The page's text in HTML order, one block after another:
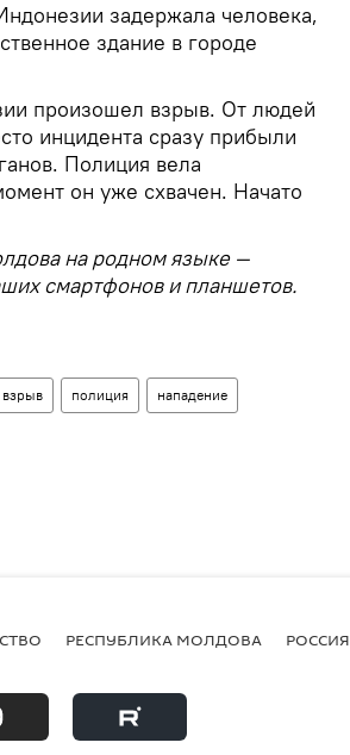
задержала человека,
здание в городе
произошел взрыв. От людей
инцидента сразу прибыли
Полиция вела
он уже схвачен. Начато
на родном языке —
смартфонов и планшетов.
взрыв полиция нападение
РЕСПУБЛИКА МОЛДОВА РОССИЯ